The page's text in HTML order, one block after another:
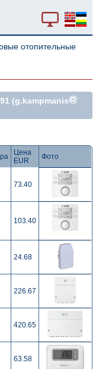
отопительные
(g.kampmanis
Цена
EUR
Фото
73.40
103.40
24.68
226.67
420.65
63.58